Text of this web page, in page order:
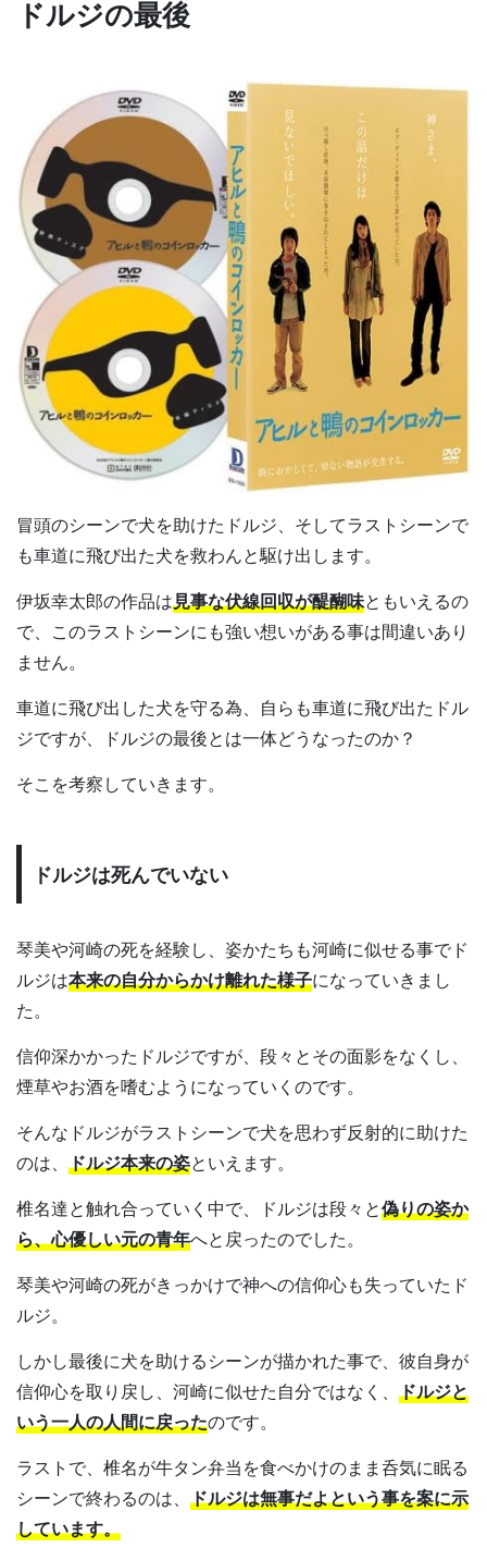
ドルジの最後
冒頭のシーンで犬を助けたドルジ、そしてラストシーンで
も車道に飛び出た犬を救わんと駆け出します。
伊坂幸太郎の作品は見事な伏線回収が醍醐味ともいえるの
で、このラストシーンにも強い想いがある事は間違いあり
ません。
車道に飛び出した犬を守る為、自らも車道に飛び出たドル
ジですが、ドルジの最後とは一体どうなったのか？
そこを考察していきます。
ドルジは死んでいない
琴美や河崎の死を経験し、姿かたちも河崎に似せる事でド
ルジは本来の自分からかけ離れた様子になっていきまし
た。
信仰深かかったドルジですが、段々とその面影をなくし、
煙草やお酒を嗜むようになっていくのです。
そんなドルジがラストシーンで犬を思わず反射的に助けた
のは、 ドルジ本来の姿といえます。
椎名達と触れ合っていく中で、ドルジは段々と偽りの姿か
ら、心優しい元の青年へと戻ったのでした。
琴美や河崎の死がきっかけで神への信仰心も失っていたド
ルジ。
しかし最後に犬を助けるシーンが描かれた事で、彼自身が
信仰心を取り戻し、河崎に似せた自分ではなく、 ドルジと
いう一人の人間に戻ったのです。
ラストで、椎名が牛タン弁当を食べかけのまま呑気に眠る
シーンで終わるのは、 ドルジは無事だよという事を案に示
しています。